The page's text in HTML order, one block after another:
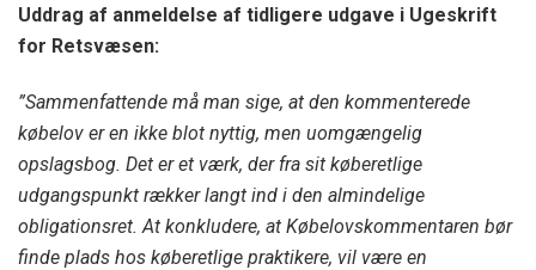
Uddrag af anmeldelse af tidligere udgave i Ugeskrift
for Retsvæsen:
”Sammenfattende må man sige, at den kommenterede
købelov er en ikke blot nyttig, men uomgængelig
opslagsbog. Det er et værk, der fra sit køberetlige
udgangspunkt rækker langt ind i den almindelige
obligationsret. At konkludere, at Købelovskommentaren bør
finde plads hos køberetlige praktikere, vil være en